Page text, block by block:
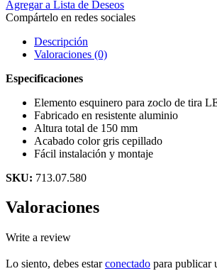
Agregar a Lista de Deseos
Compártelo en redes sociales
Descripción
Valoraciones (0)
Especificaciones
Elemento esquinero para zoclo de tira
Fabricado en resistente aluminio
Altura total de 150 mm
Acabado color gris cepillado
Fácil instalación y montaje
SKU: 713.07.580
Valoraciones
Write a review
Lo siento, debes estarconectado para publicar